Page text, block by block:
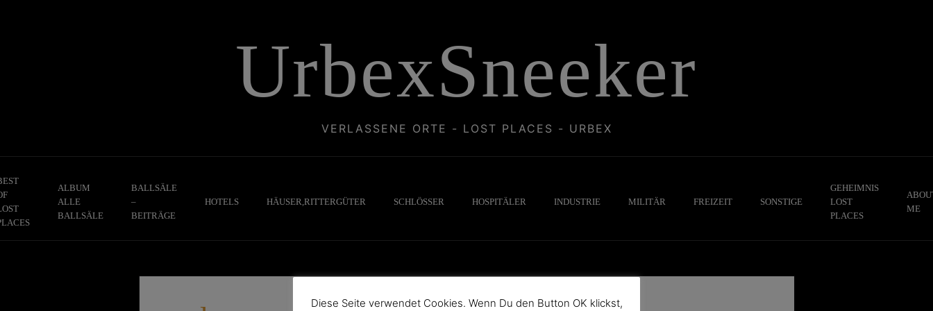
UrbexSneeker
VERLASSENE ORTE - LOST PLACES - URBEX
ALBUM
ALLE
BALLSÄLE
BALLSÄLE
–
BEITRÄGE
HOTELS HÄUSER,RITTERGÜTER SCHLÖSSER HOSPITÄLER INDUSTRIE MILITÄR FREIZEIT SONSTIGE
GEHEIMNIS
LOST
PLACES
ME
Diese Seite verwendet Cookies. Wenn Du den Button OK klickst,